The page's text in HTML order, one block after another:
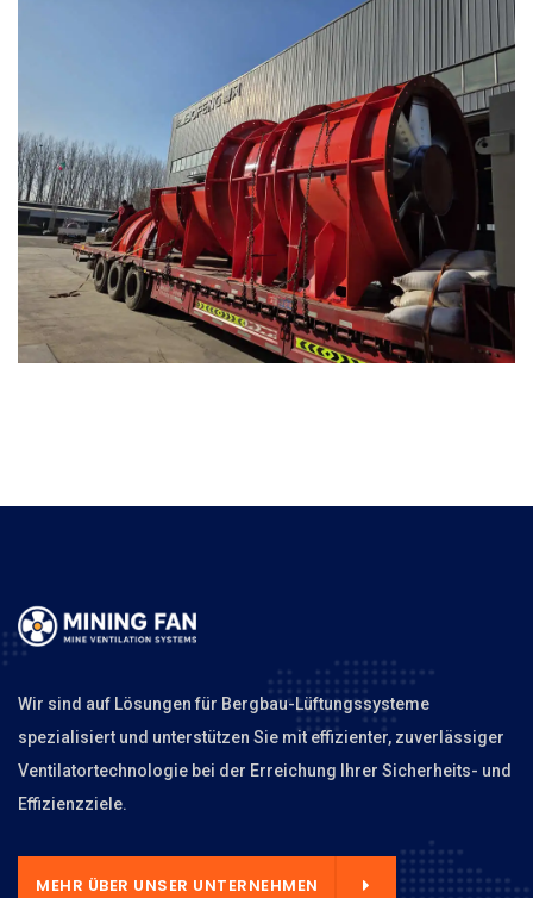
Wir sind auf Lösungen für Bergbau-Lüftungssysteme
spezialisiert und unterstützen Sie mit effizienter, zuverlässiger
Ventilatortechnologie bei der Erreichung Ihrer Sicherheits- und
Effizienzziele.
MEHR ÜBER UNSER UNTERNEHMEN